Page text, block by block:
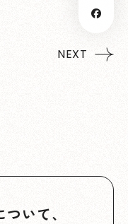
NEXT
いて、